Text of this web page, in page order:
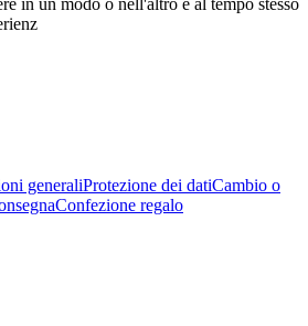
generaliProtezione dei datiCambio o
Confezione regalo